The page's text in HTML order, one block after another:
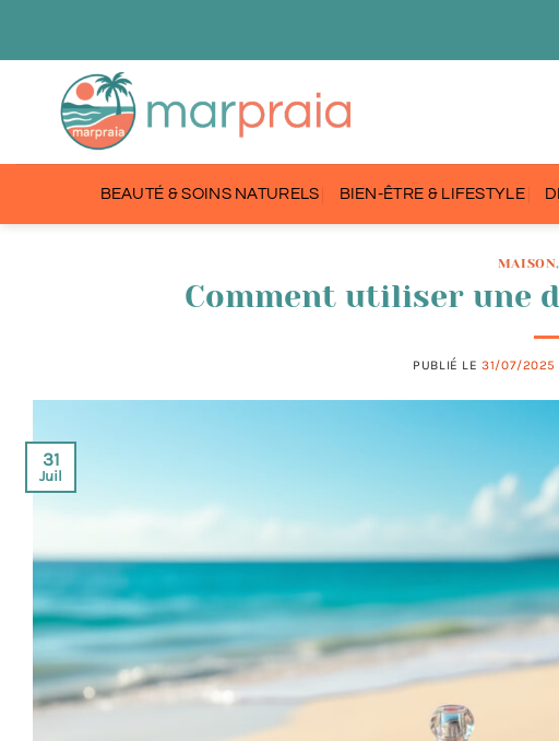
BEAUTÉ & SOINS NATURELS BIEN-ÊTRE & LIFESTYLE
MAISON,
Comment utiliser une
PUBLIÉ LE31/07/2025
31
Juil